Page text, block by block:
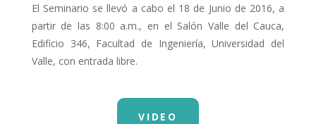
El Seminario se llevó a cabo el 18 de Junio de 2016, a
partir de las 8:00 a.m., en el Salón Valle del Cauca,
Edificio 346, Facultad de Ingeniería, Universidad del
Valle, con entrada libre.
VIDEO